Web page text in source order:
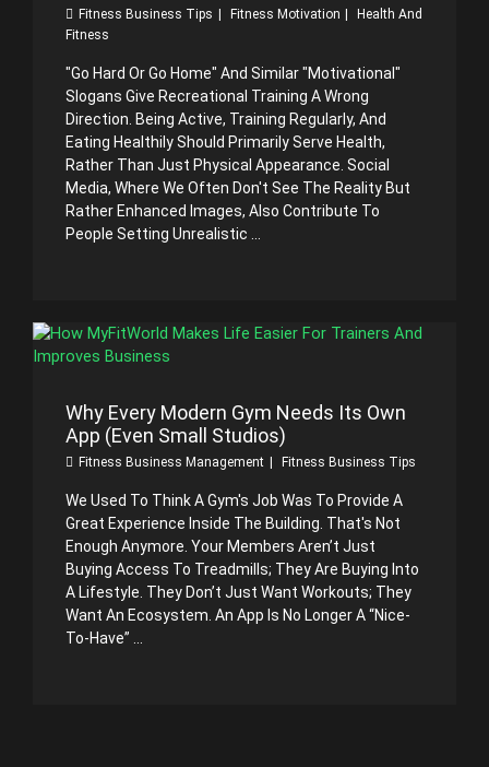
Fitness Business Tips Fitness Motivation
Health And
Fitness
"Go Hard Or Go Home" And Similar "motivational"
Slogans Give Recreational Training A Wrong
Direction. Being Active, Training Regularly, And
Eating Healthily Should Primarily Serve Health,
Rather Than Just Physical Appearance. Social
Media, Where We Often Don't See The Reality But
Rather Enhanced Images, Also Contribute To
People Setting Unrealistic ...
Why Every Modern Gym Needs Its Own
App (Even Small Studios)
Fitness Business Management Fitness Business Tips
We Used To Think A Gym's Job Was To Provide A
Great Experience Inside The Building. That's Not
Enough Anymore. Your Members Aren’t Just
Buying Access To Treadmills; They Are Buying Into
A Lifestyle. They Don’t Just Want Workouts; They
Want An Ecosystem. An App Is No Longer A “nice-
To-Have” ...